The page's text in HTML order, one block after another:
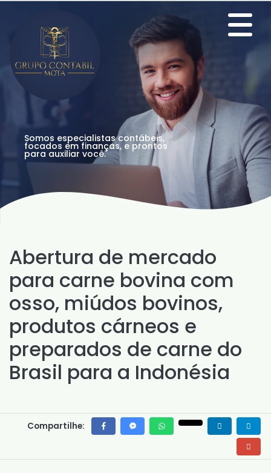
Somos especialistas contábeis,
focados em finanças, e prontos
para auxiliar você.
Abertura de mercado
para carne bovina com
osso, miúdos bovinos,
produtos cárneos e
preparados de carne do
Brasil para a Indonésia
Compartilhe: